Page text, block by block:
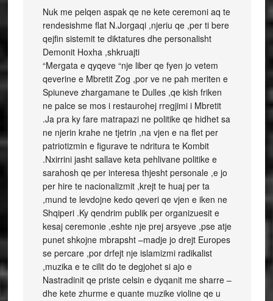
Nuk me pelqen aspak qe ne kete ceremoni aq te
rendesishme flat N.Jorgaqi ,njeriu qe ,per ti bere
qejfin sistemit te diktatures dhe personalisht
Demonit Hoxha ,shkruajti
“Mergata e qyqeve “nje liber qe fyen jo vetem
qeverine e Mbretit Zog ,por ve ne pah meriten e
Spiuneve zhargamane te Dulles ,qe kish friken
ne palce se mos i restaurohej rregjimi i Mbretit
.Ja pra ky fare matrapazi ne politike qe hidhet sa
ne njerin krahe ne tjetrin ,na vjen e na flet per
patriotizmin e figurave te ndritura te Kombit
.Nxirrini jasht sallave keta pehlivane politike e
sarahosh qe per interesa thjesht personale ,e jo
per hire te nacionalizmit ,krejt te huaj per ta
,mund te levdojne kedo qeveri qe vjen e iken ne
Shqiperi .Ky qendrim publik per organizuesit e
kesaj ceremonie ,eshte nje prej arsyeve ,pse atje
punet shkojne mbrapsht –madje jo drejt Europes
se percare ,por drfejt nje islamizmi radikalist
,muzika e te cilit do te degjohet si ajo e
Nastradinit qe priste celsin e dyqanit me sharre –
dhe kete zhurme e quante muzike violine qe u